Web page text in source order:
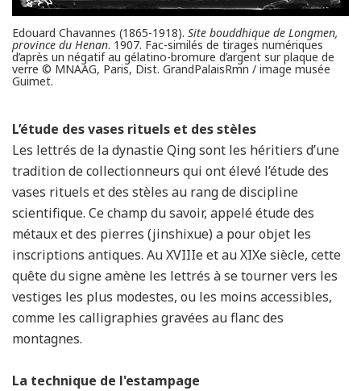
Edouard Chavannes (1865-1918). Site bouddhique de Longmen,
province du Henan. 1907. Fac-similés de tirages numériques
d’après un négatif au gélatino-bromure d’argent sur plaque de
verre © MNAAG, Paris, Dist. GrandPalaisRmn / image musée
Guimet.
L’étude des vases rituels et des stèles
Les lettrés de la dynastie Qing sont les héritiers d’une
tradition de collectionneurs qui ont élevé l’étude des
vases rituels et des stèles au rang de discipline
scientifique. Ce champ du savoir, appelé étude des
métaux et des pierres (jinshixue) a pour objet les
inscriptions antiques. Au XVIIIe et au XIXe siècle, cette
quête du signe amène les lettrés à se tourner vers les
vestiges les plus modestes, ou les moins accessibles,
comme les calligraphies gravées au flanc des
montagnes.
La technique de l'estampage